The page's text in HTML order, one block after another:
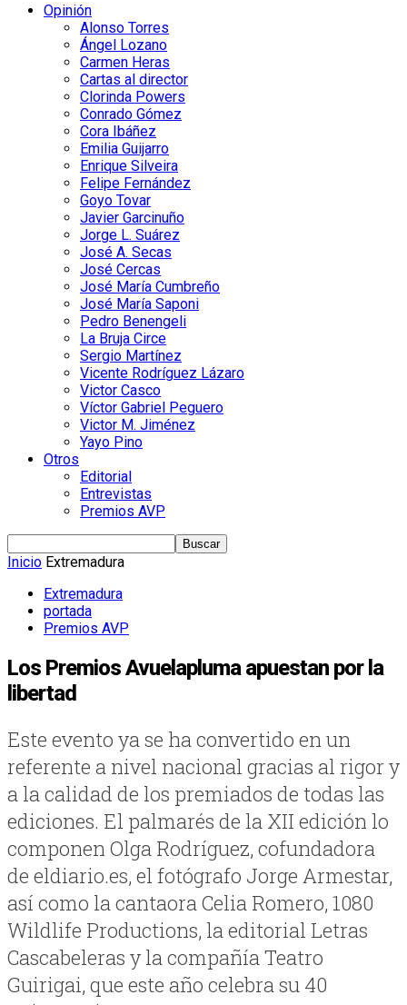
Opinión
Alonso Torres
Ángel Lozano
Carmen Heras
Cartas al director
Clorinda Powers
Conrado Gómez
Cora Ibáñez
Emilia Guijarro
Enrique Silveira
Felipe Fernández
Goyo Tovar
Javier Garcinuño
Jorge L. Suárez
José A. Secas
José Cercas
José María Cumbreño
José María Saponi
Pedro Benengeli
La Bruja Circe
Sergio Martínez
Vicente Rodríguez Lázaro
Victor Casco
Víctor Gabriel Peguero
Victor M. Jiménez
Yayo Pino
Otros
Editorial
Entrevistas
Premios AVP
Inicio Extremadura
Extremadura
portada
Premios AVP
Los Premios Avuelapluma apuestan por la
libertad
Este evento ya se ha convertido en un
referente a nivel nacional gracias al rigor y
a la calidad de los premiados de todas las
ediciones. El palmarés de la XII edición lo
componen Olga Rodríguez, cofundadora
de eldiario.es, el fotógrafo Jorge Armestar,
así como la cantaora Celia Romero, 1080
Wildlife Productions, la editorial Letras
Cascabeleras y la compañía Teatro
Guirigai, que este año celebra su 40